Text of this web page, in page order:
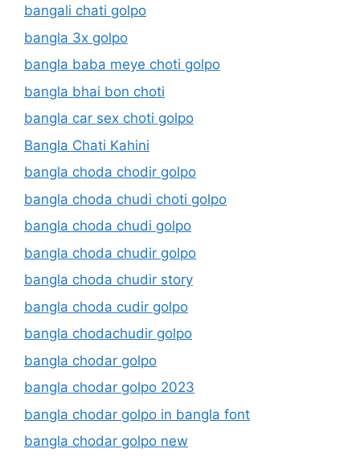
bangali chati golpo
bangla 3x golpo
bangla baba meye choti golpo
bangla bhai bon choti
bangla car sex choti golpo
Bangla Chati Kahini
bangla choda chodir golpo
bangla choda chudi choti golpo
bangla choda chudi golpo
bangla choda chudir golpo
bangla choda chudir story
bangla choda cudir golpo
bangla chodachudir golpo
bangla chodar golpo
bangla chodar golpo 2023
bangla chodar golpo in bangla font
bangla chodar golpo new